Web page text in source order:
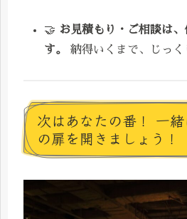
🤝 お見積もり・ご相談は
す。
納得いくまで、じっく
次はあなたの番！ 一
の扉を開きましょう！